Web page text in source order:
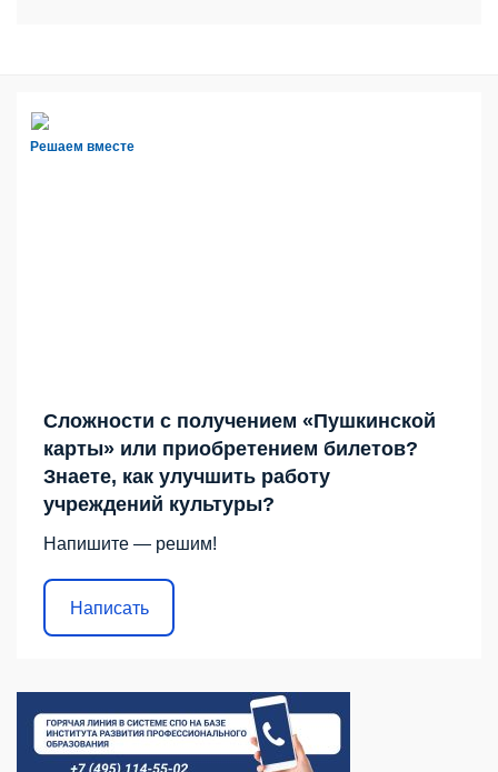
Решаем вместе
Сложности с получением «Пушкинской
карты» или приобретением билетов?
Знаете, как улучшить работу
учреждений культуры?
Напишите — решим!
Написать